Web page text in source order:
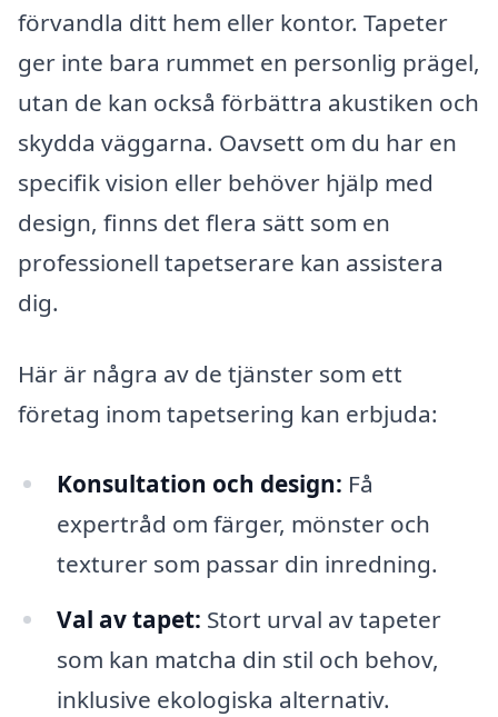
förvandla ditt hem eller kontor. Tapeter
ger inte bara rummet en personlig prägel,
utan de kan också förbättra akustiken och
skydda väggarna. Oavsett om du har en
specifik vision eller behöver hjälp med
design, finns det flera sätt som en
professionell tapetserare kan assistera
dig.
Här är några av de tjänster som ett
företag inom tapetsering kan erbjuda:
Konsultation och design: Få
expertråd om färger, mönster och
texturer som passar din inredning.
Val av tapet: Stort urval av tapeter
som kan matcha din stil och behov,
inklusive ekologiska alternativ.